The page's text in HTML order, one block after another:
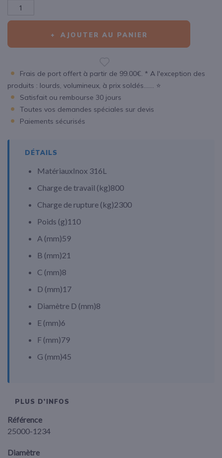
AJOUTER AU PANIER
Frais de port offert à partir de 99.00€. * A l'exception des
produits : lourds, volumineux, à prix soldés....... ⭐
Satisfait ou rembourse 30 jours
Toutes vos demandes spéciales sur devis
Paiements sécurisés
DÉTAILS
MatériauxInox 316L
Charge de travail (kg)800
Charge de rupture (kg)2300
Poids (g)110
A (mm)59
B (mm)21
C (mm)8
D (mm)17
Diamètre D (mm)8
E (mm)6
F (mm)79
G (mm)45
PLUS D'INFOS
Référence
25000-1234
Diamètre